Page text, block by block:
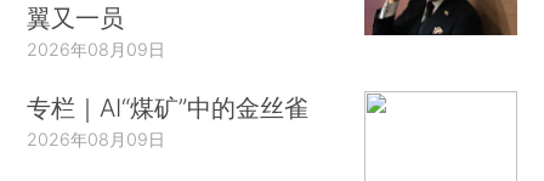
翼又一员
2026年08月09日
专栏｜AI“煤矿”中的金丝雀
2026年08月09日